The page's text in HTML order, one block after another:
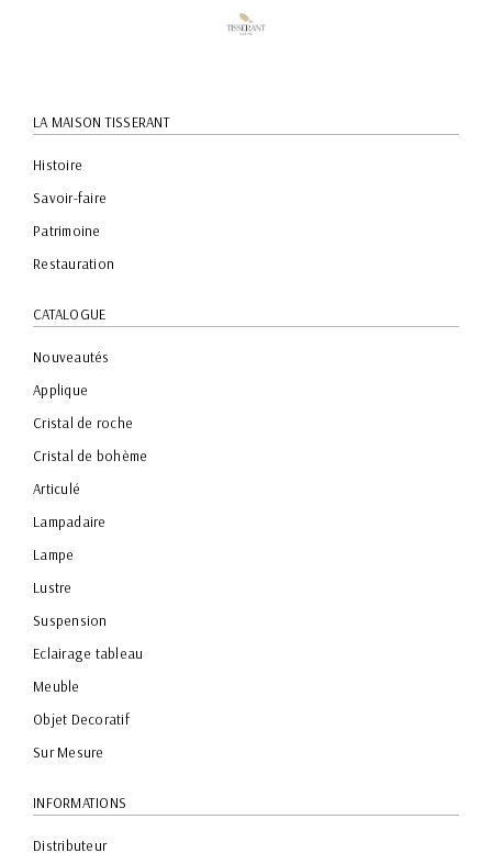
LA MAISON TISSERANT
Histoire
Savoir-faire
Patrimoine
Restauration
CATALOGUE
Nouveautés
Applique
Cristal de roche
Cristal de bohème
Articulé
Lampadaire
Lampe
Lustre
Suspension
Eclairage tableau
Meuble
Objet Decoratif
Sur Mesure
INFORMATIONS
Distributeur